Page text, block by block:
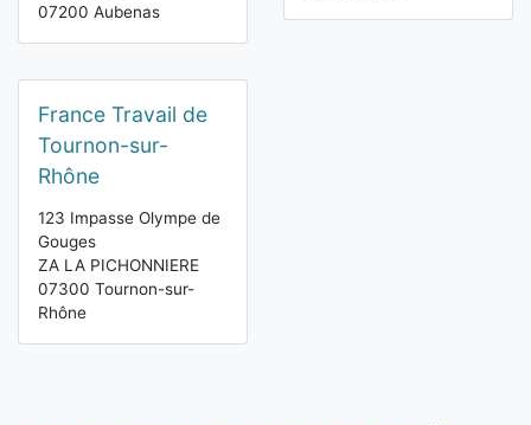
07200 Aubenas
France Travail de
Tournon-sur-
Rhône
123 Impasse Olympe de
Gouges
ZA LA PICHONNIERE
07300 Tournon-sur-
Rhône